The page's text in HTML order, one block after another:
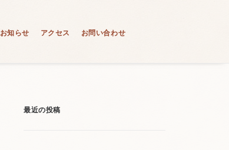
お知らせ アクセス お問い合わせ
最近の投稿